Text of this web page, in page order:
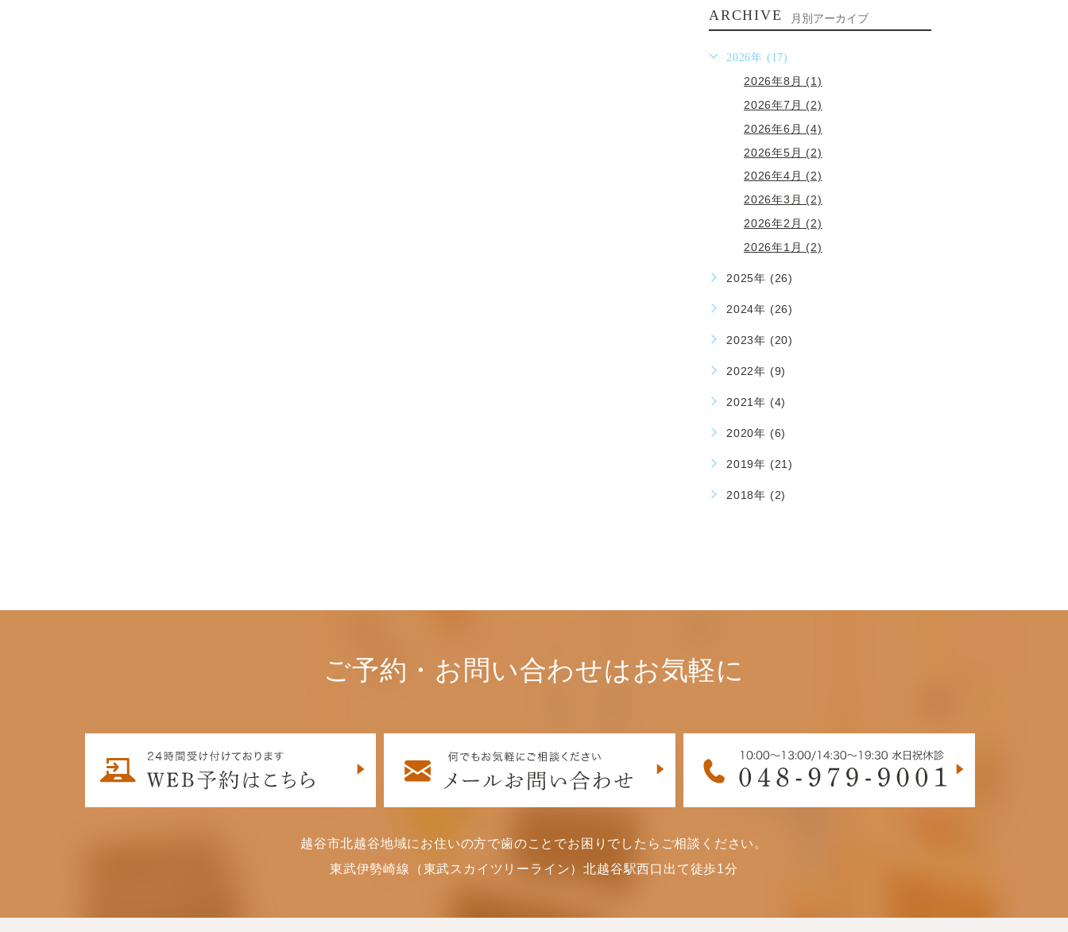
ARCHIVE 月別アーカイブ
2026年 (17)
2026年8月 (1)
2026年7月 (2)
2026年6月 (4)
2026年5月 (2)
2026年4月 (2)
2026年3月 (2)
2026年2月 (2)
2026年1月 (2)
2025年 (26)
2024年 (26)
2023年 (20)
2022年 (9)
2021年 (4)
2020年 (6)
2019年 (21)
2018年 (2)
ご予約・お問い合わせはお気軽に
越谷市北越谷地域にお住いの方で歯のことでお困りでしたらご相談ください。
東武伊勢崎線（東武スカイツリーライン）北越谷駅西口出て徒歩1分